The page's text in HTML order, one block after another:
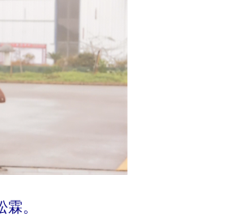
。